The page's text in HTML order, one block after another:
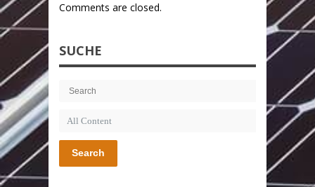
Comments are closed.
SUCHE
Search